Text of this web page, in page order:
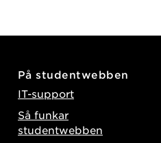
På studentwebben
IT-support
Så funkar
studentwebben